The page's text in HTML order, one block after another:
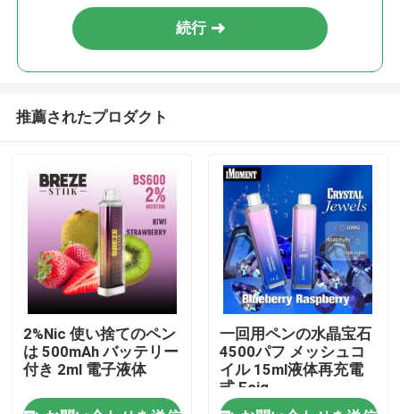
続行
推薦されたプロダクト
2%Nic 使い捨てのペン
は 500mAh バッテリー
付き 2ml 電子液体
一回用ペンの水晶宝石
4500パフ メッシュコ
イル 15ml液体再充電
式 Ecig